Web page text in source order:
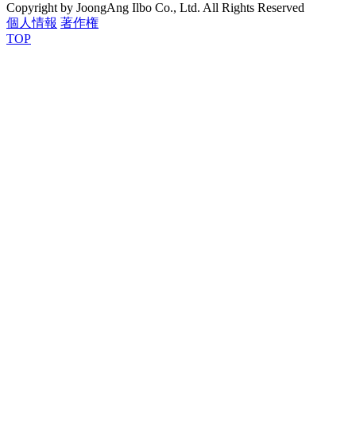
Copyright by JoongAng Ilbo Co., Ltd. All Rights Reserved
個人情報 著作権
TOP